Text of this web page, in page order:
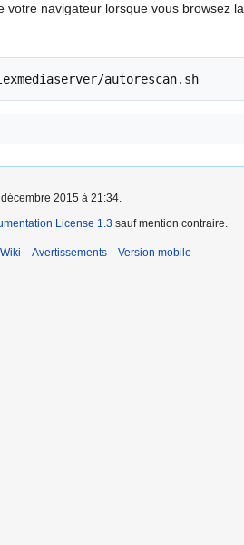
navigateur lorsque vous browsez
autorescan.sh
2015 à 21:34.
License 1.3 sauf mention contraire.
Avertissements Version mobile